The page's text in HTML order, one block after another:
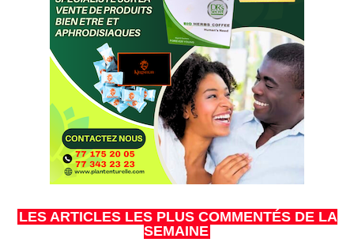
LES ARTICLES LES PLUS COMMENTÉS DE LA
SEMAINE